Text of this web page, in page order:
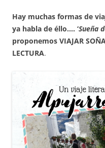
Hay muchas formas de
ya habla de éllo…. ‘Sueña
proponemos VIAJAR
LECTURA.